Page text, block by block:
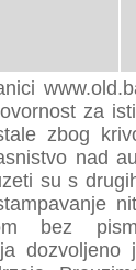
za
zbog
nad
su s
bez